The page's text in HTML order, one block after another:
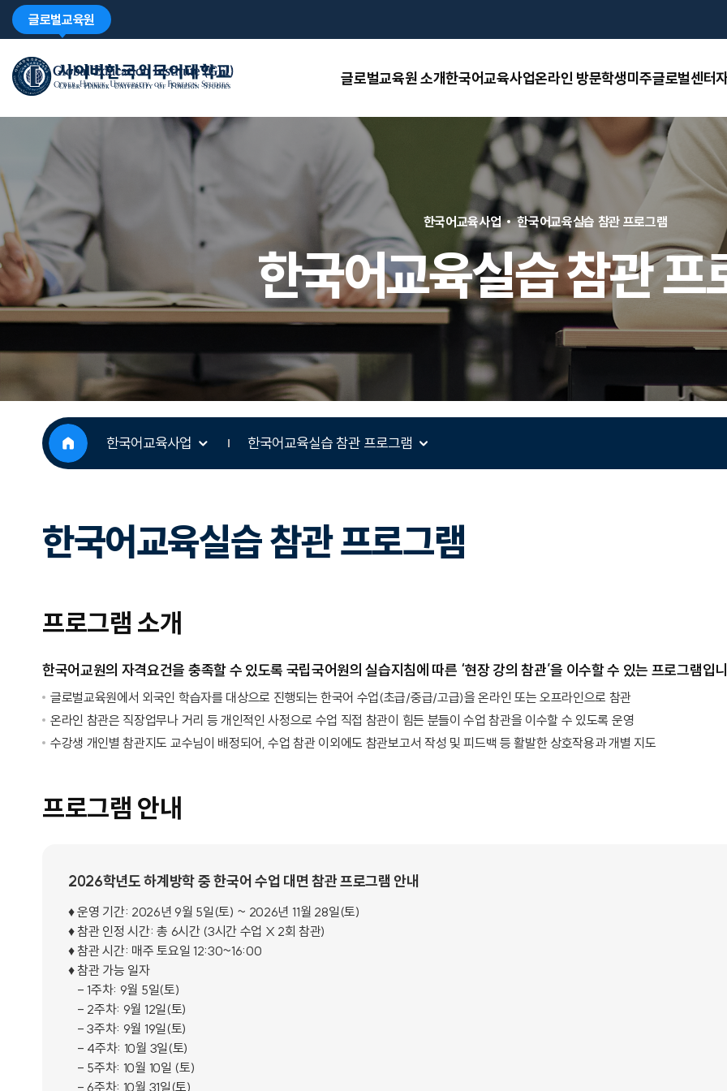
글로벌교육원
글로벌교육원 소개한국어교육사업온라인 방문학생미주글로벌센터
한국어교육실습 참관 프
한국어교육사업 한국어교육실습 참관 프로그램
한국어교육사업 한국어교육실습 참관 프로그램
한국어교육실습 참관 프로그램
프로그램 소개
한국어교원의 자격요건을 충족할 수 있도록 국립국어원의 실습지침에 따른 ‘현장 강의 참관’을 이수할 수 있는 프로그램입
글로벌교육원에서 외국인 학습자를 대상으로 진행되는 한국어 수업(초급/중급/고급)을 온라인 또는 오프라인으로 참관
온라인 참관은 직장업무나 거리 등 개인적인 사정으로 수업 직접 참관이 힘든 분들이 수업 참관을 이수할 수 있도록 운영
수강생 개인별 참관지도 교수님이 배정되어, 수업 참관 이외에도 참관보고서 작성 및 피드백 등 활발한 상호작용과 개별 지도
프로그램 안내
2026학년도 하계방학 중 한국어 수업 대면 참관 프로그램 안내
♦ 운영 기간: 2026년 9월 5일(토) ~ 2026년 11월 28일(토)
♦ 참관 인정 시간: 총 6시간 (3시간 수업 X 2회 참관)
♦ 참관 시간: 매주 토요일 12:30~16:00
♦ 참관 가능 일자
- 1주차: 9월 5일(토)
- 2주차: 9월 12일(토)
- 3주차: 9월 19일(토)
- 4주차: 10월 3일(토)
- 5주차: 10월 10일 (토)
- 6주차: 10월 31일(토)